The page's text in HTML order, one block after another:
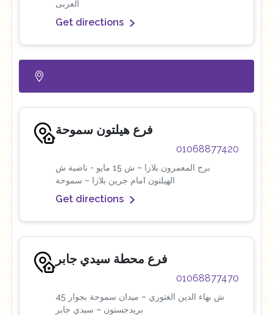
العزبى
Get directions
فرع هيلتون سموحة
01068877420
برج المعمرون بلازا – ش 15 مايو - ناصية ش
الهيلتون امام جرين بلازا – سموحة
Get directions
فرع محطة سيدي جابر
01068877470
45 ش بهاء الدين الغتوري – ميدان سموحة بجوار
بريدجستون – سيدي جابر